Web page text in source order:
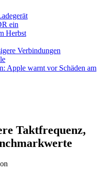
ein
Herbst
Verbindungen
Apple warnt vor Schäden am
Taktfrequenz,